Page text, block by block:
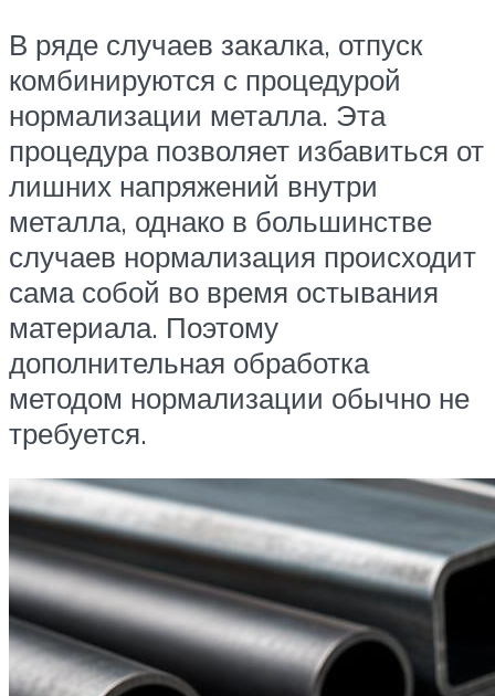
В ряде случаев закалка, отпуск
комбинируются с процедурой
нормализации металла. Эта
процедура позволяет избавиться от
лишних напряжений внутри
металла, однако в большинстве
случаев нормализация происходит
сама собой во время остывания
материала. Поэтому
дополнительная обработка
методом нормализации обычно не
требуется.